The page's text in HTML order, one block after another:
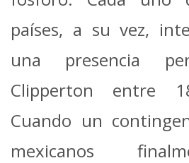
países, a su vez,
una presencia
Clipperton entre
Cuando un
mexicanos